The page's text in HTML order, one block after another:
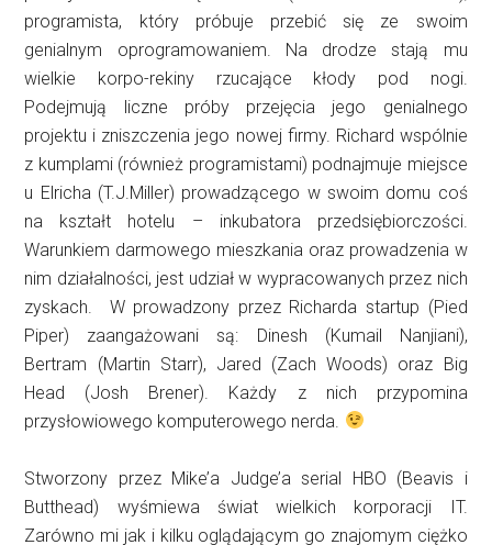
programista, który próbuje przebić się ze swoim
genialnym oprogramowaniem. Na drodze stają mu
wielkie korpo-rekiny rzucające kłody pod nogi.
Podejmują liczne próby przejęcia jego genialnego
projektu i zniszczenia jego nowej firmy. Richard wspólnie
z kumplami (również programistami) podnajmuje miejsce
u Elricha (T.J.Miller) prowadzącego w swoim domu coś
na kształt hotelu – inkubatora przedsiębiorczości.
Warunkiem darmowego mieszkania oraz prowadzenia w
nim działalności, jest udział w wypracowanych przez nich
zyskach. W prowadzony przez Richarda startup (Pied
Piper) zaangażowani są: Dinesh (Kumail Nanjiani),
Bertram (Martin Starr), Jared (Zach Woods) oraz Big
Head (Josh Brener). Każdy z nich przypomina
przysłowiowego komputerowego nerda.
Stworzony przez Mike’a Judge’a serial HBO (Beavis i
Butthead) wyśmiewa świat wielkich korporacji IT.
Zarówno mi jak i kilku oglądającym go znajomym ciężko